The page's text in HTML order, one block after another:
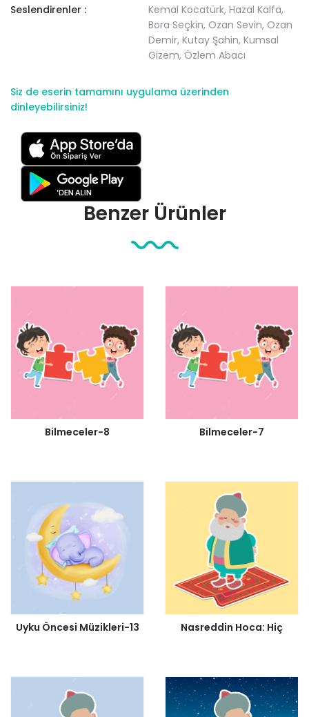
Seslendirenler :
Kemal Kocatürk, Hazal Kalfa,
Bora Seçkin, Ozan Sevin, Ozan
Demir, Kutay Şahin, Kumsal
Gizem, Özlem Abacı
Siz de eserin tamamını uygulama üzerinden
dinleyebilirsiniz!
Benzer Ürünler
Bilmeceler-8 Bilmeceler-7
Uyku Öncesi Müzikleri-13 Nasreddin Hoca: Hiç